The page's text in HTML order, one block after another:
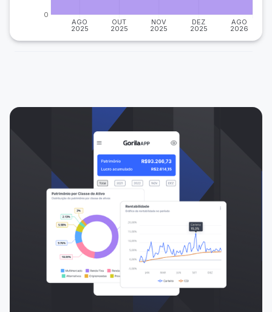
AGO
2025
OUT
2025
NOV
2025
DEZ
2025
AGO
2026
0